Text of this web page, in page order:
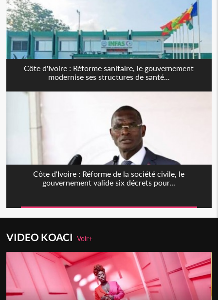
Côte d'Ivoire : Réforme sanitaire, le gouvernement
modernise ses structures de santé...
Côte d'Ivoire : Réforme de la société civile, le
gouvernement valide six décrets pour...
VIDEO KOACIVoir+